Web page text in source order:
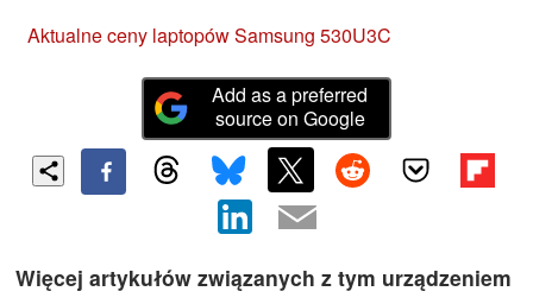
Aktualne ceny laptopów Samsung 530U3C
Add as a preferred
source on Google
Więcej artykułów związanych z tym urządzeniem